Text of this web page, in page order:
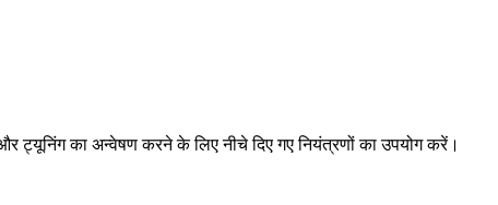
का अन्वेषण करने के लिए नीचे दिए गए नियंत्रणों का उपयोग करें।